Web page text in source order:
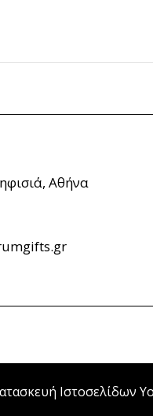
Αθήνα
Ιστοσελίδων